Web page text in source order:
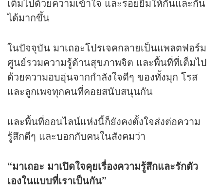
ได้มากขึ้น
ในปัจจุบัน มาเถอะโปรเจคกลายเป็นแพลตฟอร์ม
ศูนย์รวมความรู้ด้านสุขภาพจิต และพื้นที่ที่เต็มไป
ด้วยความอบอุ่นจากกำลังใจดีๆ ของทั้งมุก โรส
และลูกเพจทุกคนที่คอยสนับสนุนกัน
และพื้นที่ออนไลน์แห่งนี้ก็ยังคงตั้งใจส่งต่อความ
รู้สึกดีๆ และบอกกับคนในสังคมว่า
“มาเถอะ มาเปิดใจคุยเรื่องความรู้สึกและรักตัว
เองในแบบที่เราเป็นกัน”